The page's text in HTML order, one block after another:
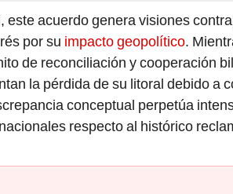
este acuerdo genera visiones
por su impacto geopolítico.
de reconciliación y cooperación
la pérdida de su litoral debido a
conceptual perpetúa
respecto al histórico